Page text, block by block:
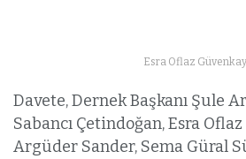
Esra Oflaz
Davete, Dernek Başkanı Şule
Sabancı Çetindoğan, Esra
Argüder Sander, Sema Güral